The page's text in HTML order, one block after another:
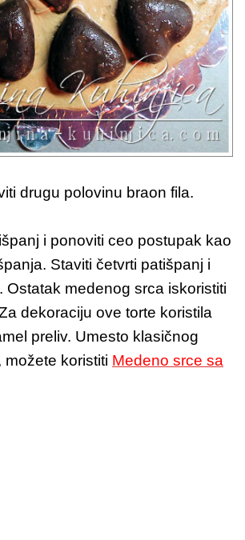
drugu polovinu braon fila.
i ponoviti ceo postupak kao
Staviti četvrti patišpanj i
Ostatak medenog srca iskoristiti
dekoraciju ove torte koristila
preliv. Umesto klasičnog
koristiti Medeno srce sa